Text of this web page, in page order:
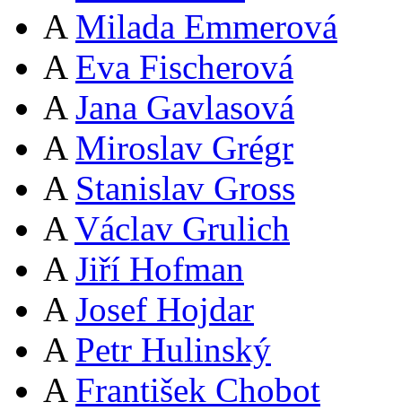
A Milada Emmerová
A Eva Fischerová
A Jana Gavlasová
A Miroslav Grégr
A Stanislav Gross
A Václav Grulich
A Jiří Hofman
A Josef Hojdar
A Petr Hulinský
A František Chobot